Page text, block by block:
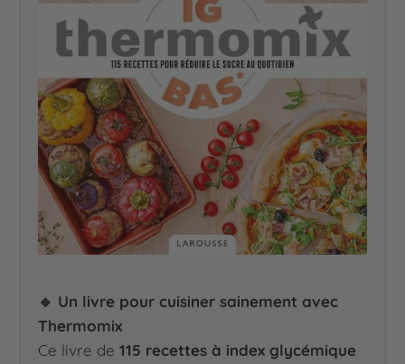
🔹 Un livre pour cuisiner sainement avec
Thermomix
Ce livre de115 recettes à index glycémique